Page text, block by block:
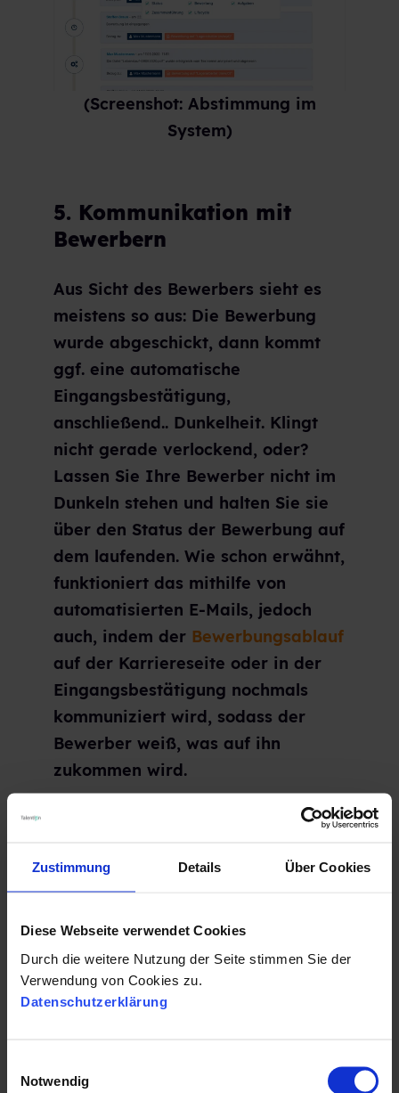
Zustimmung Details Über Cookies
Diese Webseite verwendet Cookies
Durch die weitere Nutzung der Seite stimmen Sie der
Verwendung von Cookies zu.
Datenschutzerklärung
Notwendig
(Screenshot: Abstimmung im
System)
5. Kommunikation mit
Bewerbern
Aus Sicht des Bewerbers sieht es
meistens so aus: Die Bewerbung
wurde abgeschickt, dann kommt
ggf. eine automatische
Eingangsbestätigung,
anschließend.. Dunkelheit. Klingt
nicht gerade verlockend, oder?
Lassen Sie Ihre Bewerber nicht im
Dunkeln stehen und halten Sie sie
über den Status der Bewerbung auf
dem laufenden. Wie schon erwähnt,
funktioniert das mithilfe von
automatisierten E-Mails, jedoch
auch, indem der Bewerbungsablauf
auf der Karriereseite oder in der
Eingangsbestätigung nochmals
kommuniziert wird, sodass der
Bewerber weiß, was auf ihn
zukommen wird.